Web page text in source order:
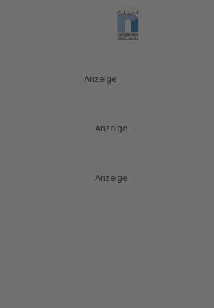
Anzeige
Anzeige
Anzeige